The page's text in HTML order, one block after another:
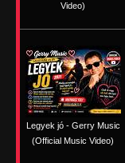
Video)
Legyek jó - Gerry Music
(Official Music Video)